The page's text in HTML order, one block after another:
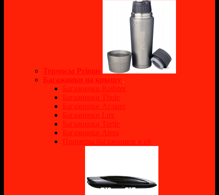
Термосы Primus
Багажники на крышу
Багажники Rollster
Багажники Thule
Багажники Атлант
Багажники Lux
Багажники Turtle
Багажники Atera
Примеры багажников в сб